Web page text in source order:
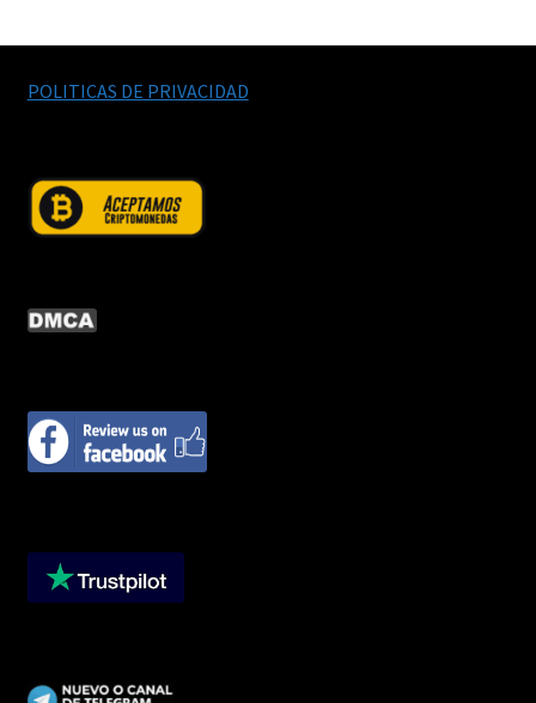
POLITICAS DE PRIVACIDAD